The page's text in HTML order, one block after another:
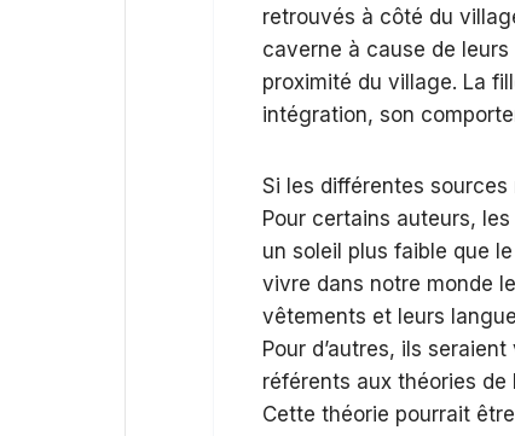
retrouvés à côté du
caverne à cause de
proximité du village. La
intégration, son
Si les différentes
Pour certains auteurs,
un soleil plus faible que
vivre dans notre monde
vêtements et leurs
Pour d’autres, ils
référents aux théories de
Cette théorie pourrait